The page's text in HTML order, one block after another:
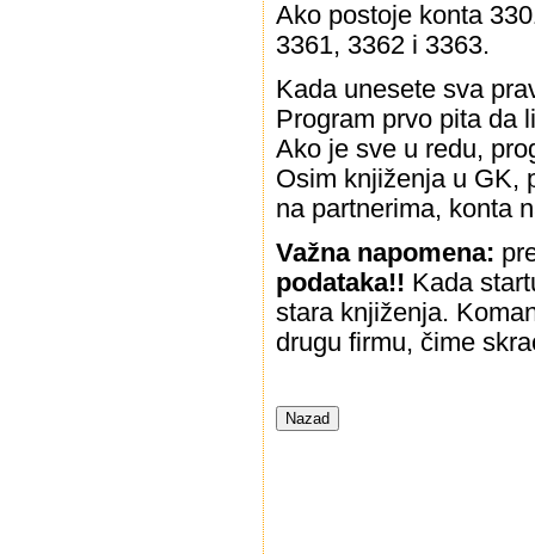
Ako postoje konta
3361, 3362 i 3363.
Kada unesete sva
Program prvo pita da
Ako je sve u redu,
Osim knjiženja u GK,
na partnerima, konta
Važna napomena:
podataka!! Kada
stara knjiženja.
drugu firmu, čime